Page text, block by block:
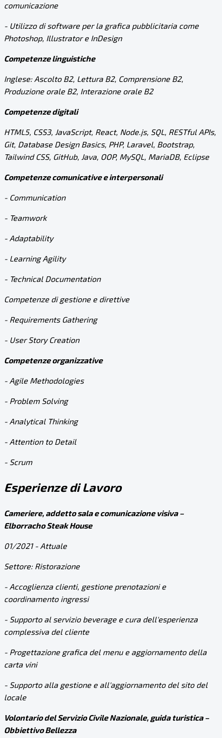
comunicazione
- Utilizzo di software per la grafica pubblicitaria come
Photoshop, Illustrator e InDesign
Competenze linguistiche
Inglese: Ascolto B2, Lettura B2, Comprensione B2,
Produzione orale B2, Interazione orale B2
Competenze digitali
HTML5, CSS3, JavaScript, React, Node.js, SQL, RESTful APIs,
Git, Database Design Basics, PHP, Laravel, Bootstrap,
Tailwind CSS, GitHub, Java, OOP, MySQL, MariaDB, Eclipse
Competenze comunicative e interpersonali
- Communication
- Teamwork
- Adaptability
- Learning Agility
- Technical Documentation
Competenze di gestione e direttive
- Requirements Gathering
- User Story Creation
Competenze organizzative
- Agile Methodologies
- Problem Solving
- Analytical Thinking
- Attention to Detail
- Scrum
Esperienze di Lavoro
Cameriere, addetto sala e comunicazione visiva –
Elborracho Steak House
01/2021 - Attuale
Settore: Ristorazione
- Accoglienza clienti, gestione prenotazioni e
coordinamento ingressi
- Supporto al servizio beverage e cura dell'esperienza
complessiva del cliente
- Progettazione grafica del menu e aggiornamento della
carta vini
- Supporto alla gestione e all'aggiornamento del sito del
locale
Volontario del Servizio Civile Nazionale, guida turistica –
Obbiettivo Bellezza